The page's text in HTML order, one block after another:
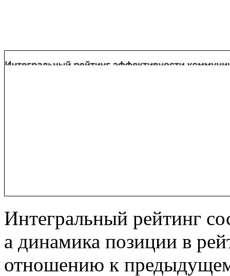
Интегральный рейтинг
а динамика позиции в
отношению к